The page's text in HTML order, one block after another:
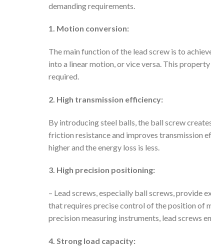
demanding requirements.
1. Motion conversion:
The main function of the lead screw is to
into a linear motion, or vice versa. This
required.
2. High transmission efficiency:
By introducing steel balls, the ball screw
friction resistance and improves transmission
higher and the energy loss is less.
3. High precision positioning:
– Lead screws, especially ball screws, provide
that requires precise control of the position of
precision measuring instruments, lead screws
4. Strong load capacity: